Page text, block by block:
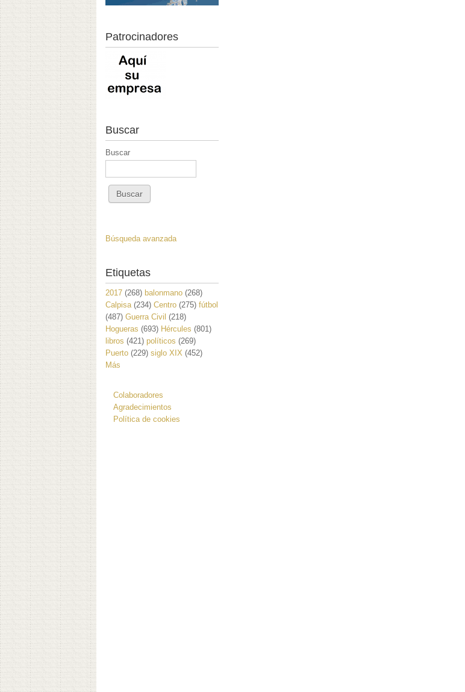
Patrocinadores
Buscar
Buscar
Búsqueda avanzada
Etiquetas
2017 (268) balonmano (268)
Calpisa (234) Centro (275) fútbol
(487) Guerra Civil (218)
Hogueras (693) Hércules (801)
libros (421) políticos (269)
Puerto (229) siglo XIX (452)
Más
Colaboradores
Agradecimientos
Política de cookies